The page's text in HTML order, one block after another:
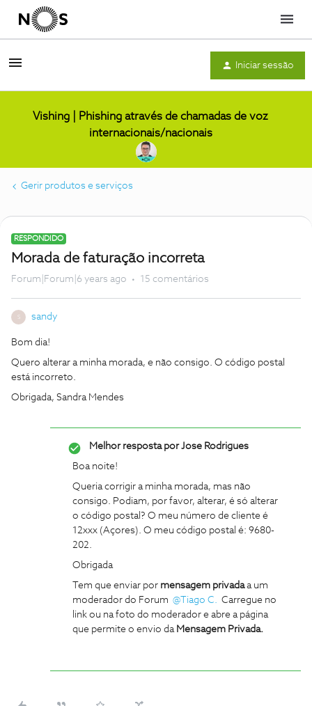
Menu
Iniciar sessão
Vishing | Phishing através de chamadas de voz
internacionais/nacionais
Gerir produtos e serviços
RESPONDIDO
Morada de faturação incorreta
Forum|Forum|6 years ago 15 comentários
S sandy
Bom dia!
Quero alterar a minha morada, e não consigo. O código postal
está incorreto.
Obrigada, Sandra Mendes
Melhor resposta porJose Rodrigues
Boa noite!
Queria corrigir a minha morada, mas não
consigo. Podiam, por favor, alterar, é só alterar
o código postal? O meu número de cliente é
12xxx (Açores). O meu código postal é: 9680-
202.
Obrigada
Tem que enviar por mensagem privadaa um
moderador do Forum @Tiago C. Carregue no
link ou na foto do moderador e abre a página
que permite o envio da Mensagem Privada.